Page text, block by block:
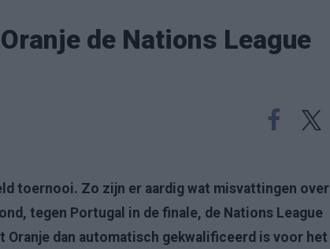
de Nations League
toernooi. Zo zijn er aardig wat misvattingen over
tegen Portugal in de finale, de Nations League
Oranje dan automatisch gekwalificeerd is voor het